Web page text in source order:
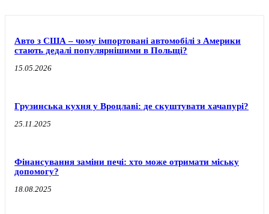
Авто з США – чому імпортовані автомобілі з Америки
стають дедалі популярнішими в Польщі?
15.05.2026
Грузинська кухня у Вроцлаві: де скуштувати хачапурі?
25.11.2025
Фінансування заміни печі: хто може отримати міську
допомогу?
18.08.2025